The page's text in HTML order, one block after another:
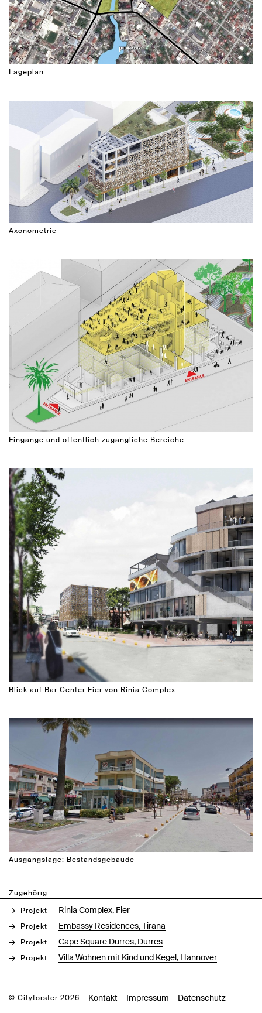
Lageplan
Axonometrie
Eingänge und öffentlich zugängliche Bereiche
Blick auf Bar Center Fier von Rinia Complex
Ausgangslage: Bestandsgebäude
Zugehörig
Projekt Rinia Complex, Fier
Projekt Embassy Residences, Tirana
Projekt Cape Square Durrës, Durrës
Projekt Villa Wohnen mit Kind und Kegel, Hannover
© Cityförster 2026 Kontakt Impressum Datenschutz